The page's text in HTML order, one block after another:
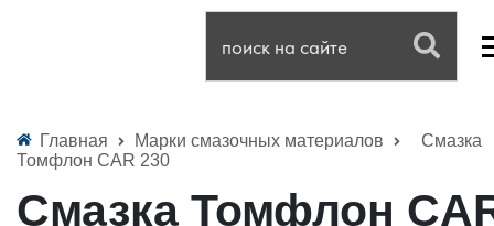
Главная Марки смазочных материалов
Смазка
Томфлон CAR 230
Смазка Томфлон